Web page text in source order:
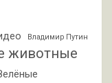
Владимир Путин
животные